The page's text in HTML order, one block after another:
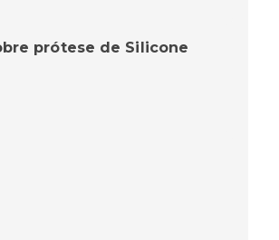
prótese de Silicone